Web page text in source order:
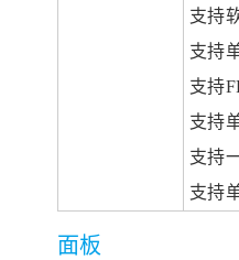
支持
支持
支持
支持
支持
支持
面板